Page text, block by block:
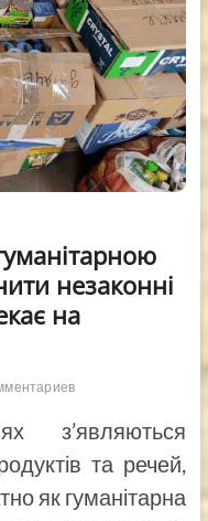
незаконні
на
з’являються
та речей,
як гуманітарна